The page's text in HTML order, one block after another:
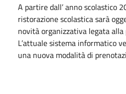
A partire dall’ anno scolastico
ristorazione scolastica sarà
novità organizzativa legata
L’attuale sistema informatico
una nuova modalità di